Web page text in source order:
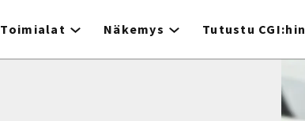
Toimialat Näkemys Tutustu CGI:hin